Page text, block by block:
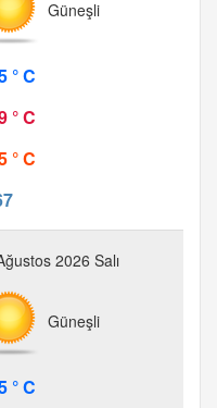
Güneşli
° C
° C
° C
2026 Salı
Güneşli
° C